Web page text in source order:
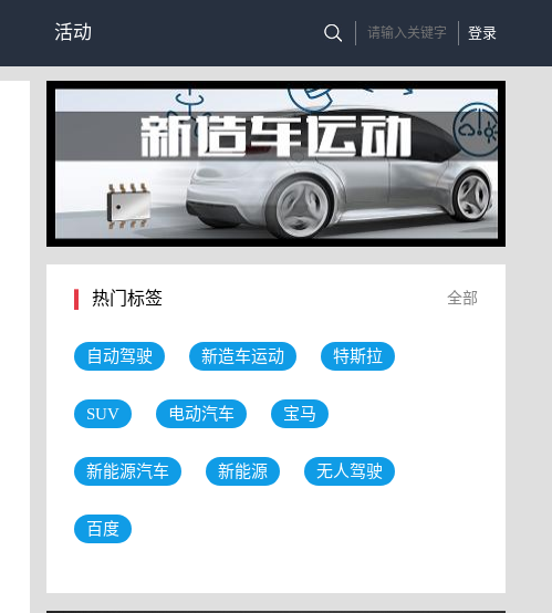
登录
活动
热门标签 全部
自动驾驶 新造车运动 特斯拉
SUV 电动汽车 宝马
新能源汽车 新能源 无人驾驶
百度